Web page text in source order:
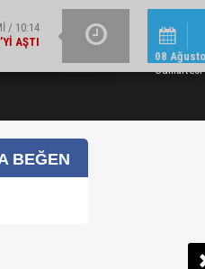
08
Cumartesi
/ 15:15
ALBARAKA TÜRK'TEN
BEĞEN